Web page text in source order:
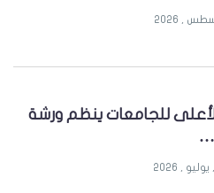
للجامعات ينظم ورشة